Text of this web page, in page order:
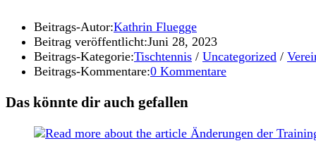
Beitrags-Autor:Kathrin Fluegge
Beitrag veröffentlicht:Juni 28, 2023
Beitrags-Kategorie:Tischtennis / Uncategorized /
Beitrags-Kommentare:0 Kommentare
Das könnte dir auch gefallen